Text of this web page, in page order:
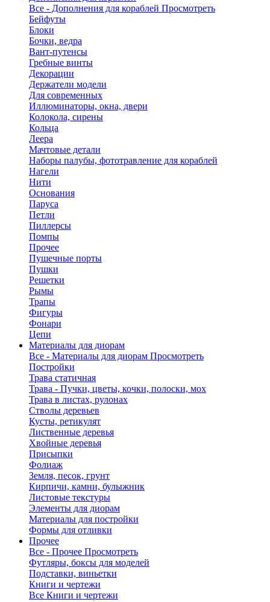
Все - Дополнения для кораблей Просмотреть
Бейфуты
Блоки
Бочки, ведра
Вант-путенсы
Гребные винты
Декорации
Держатели модели
Для современных
Иллюминаторы, окна, двери
Колокола, сирены
Кольца
Леера
Мачтовые детали
Наборы палубы, фототравление для кораблей
Нагели
Нити
Основания
Паруса
Петли
Пиллерсы
Помпы
Прочее
Пушечные порты
Пушки
Решетки
Рымы
Трапы
Фигуры
Фонари
Цепи
Материалы для диорам
Все - Материалы для диорам Просмотреть
Постройки
Трава статичная
Трава - Пучки, цветы, кочки, полоски, мох
Трава в листах, рулонах
Стволы деревьев
Кусты, ретикулят
Лиственные деревья
Хвойные деревья
Присыпки
Фолиаж
Земля, песок, грунт
Кирпичи, камни, булыжник
Листовые текстуры
Элементы для диорам
Материалы для постройки
Формы для отливки
Прочее
Все - Прочее Просмотреть
Футляры, боксы для моделей
Подставки, виньетки
Книги и чертежи
Все Книги и чертежи